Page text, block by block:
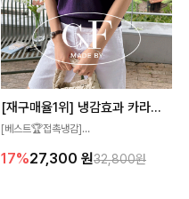
[재구매율1위] 냉감효과 카라니트
[베스트🏆접촉냉감]
고 가벼운 소재감으로 여름에도 시원하게
17%27,300 원32,800원